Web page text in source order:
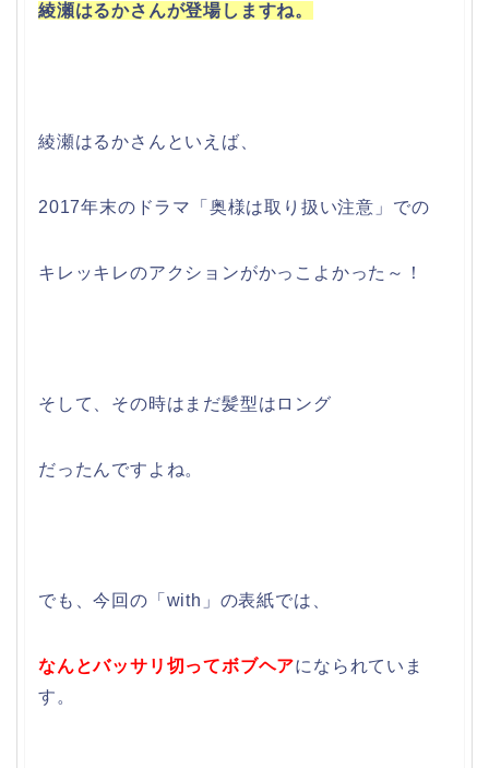
綾瀬はるかさんが登場しますね。
綾瀬はるかさんといえば、
2017年末のドラマ「奥様は取り扱い注意」での
キレッキレのアクションがかっこよかった～！
そして、その時はまだ髪型はロング
だったんですよね。
でも、今回の「with」の表紙では、
なんとバッサリ切ってボブヘアになられていま
す。